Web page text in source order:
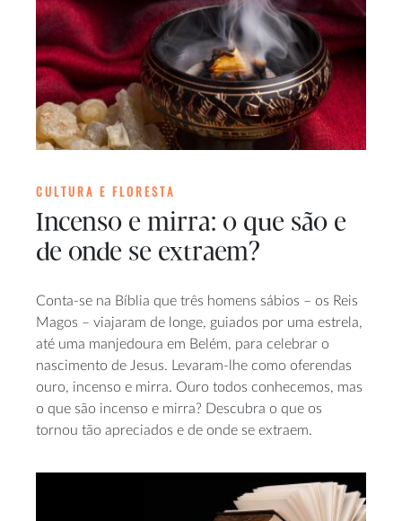
CULTURA E FLORESTA
Incenso e mirra: o que são e
de onde se extraem?
Conta-se na Bíblia que três homens sábios – os Reis
Magos – viajaram de longe, guiados por uma estrela,
até uma manjedoura em Belém, para celebrar o
nascimento de Jesus. Levaram-lhe como oferendas
ouro, incenso e mirra. Ouro todos conhecemos, mas
o que são incenso e mirra? Descubra o que os
tornou tão apreciados e de onde se extraem.